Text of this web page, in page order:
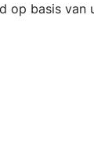
op basis van